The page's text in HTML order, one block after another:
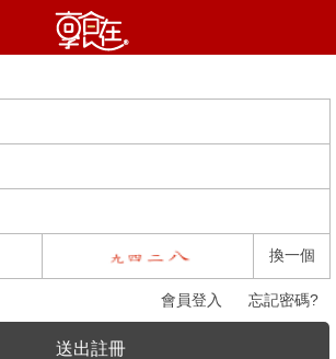
換一個
會員登入 忘記密碼?
送出註冊